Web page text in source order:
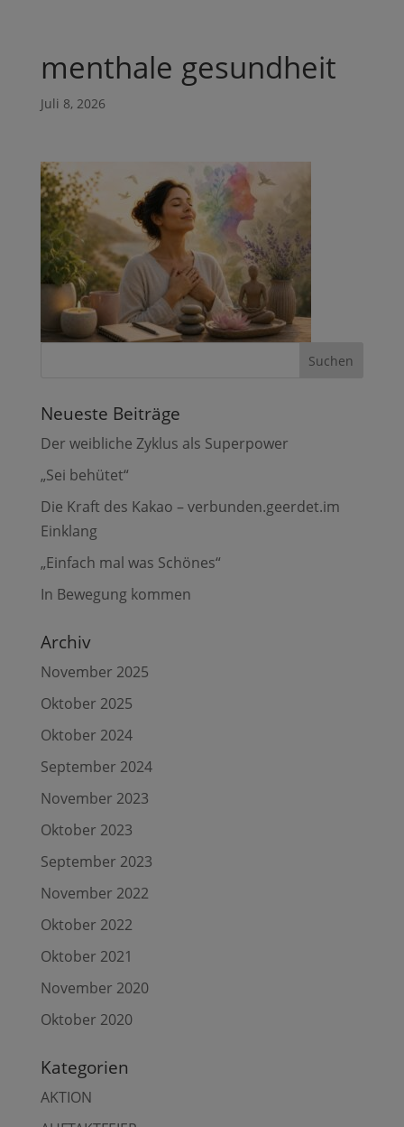
menthale gesundheit
Juli 8, 2026
Neueste Beiträge
Der weibliche Zyklus als Superpower
„Sei behütet“
Die Kraft des Kakao – verbunden.geerdet.im
Einklang
„Einfach mal was Schönes“
In Bewegung kommen
Archiv
November 2025
Oktober 2025
Oktober 2024
September 2024
November 2023
Oktober 2023
September 2023
November 2022
Oktober 2022
Oktober 2021
November 2020
Oktober 2020
Kategorien
AKTION